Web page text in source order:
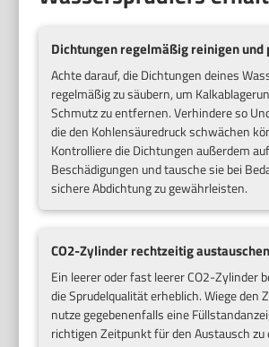
Dichtungen regelmäßig reinigen und
Achte darauf, die Dichtungen deines
regelmäßig zu säubern, um
Schmutz zu entfernen. Verhindere so
die den Kohlensäuredruck schwächen
Kontrolliere die Dichtungen außerdem auf
Beschädigungen und tausche sie bei
sichere Abdichtung zu gewährleisten.
CO2-Zylinder rechtzeitig austauschen
Ein leerer oder fast leerer CO2-Zylinder
die Sprudelqualität erheblich. Wiege den
nutze gegebenenfalls eine
richtigen Zeitpunkt für den Austausch zu